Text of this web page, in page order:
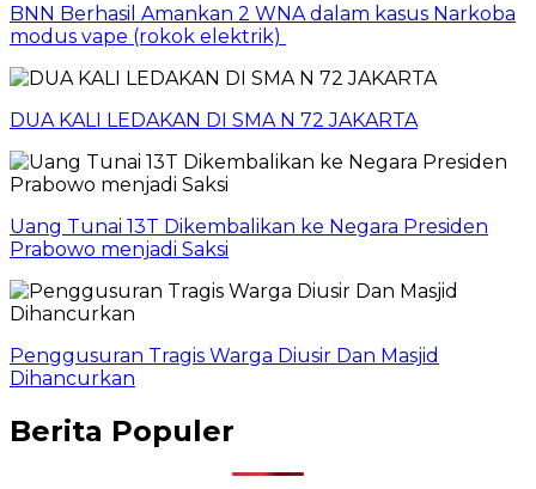
BNN Berhasil Amankan 2 WNA dalam kasus Narkoba
modus vape (rokok elektrik)
DUA KALI LEDAKAN DI SMA N 72 JAKARTA
Uang Tunai 13T Dikembalikan ke Negara Presiden
Prabowo menjadi Saksi
Penggusuran Tragis Warga Diusir Dan Masjid
Dihancurkan
Berita Populer